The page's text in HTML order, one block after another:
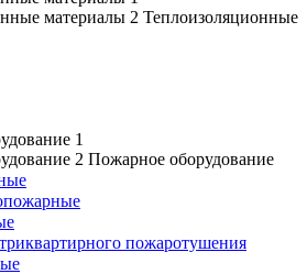
Теплоизоляционные
Пожарное оборудование
пожаротушения